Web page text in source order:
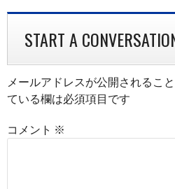
NAVIGATION
START A
メールアドレスが公開されるこ
ている欄は必須項目です
コメント ※